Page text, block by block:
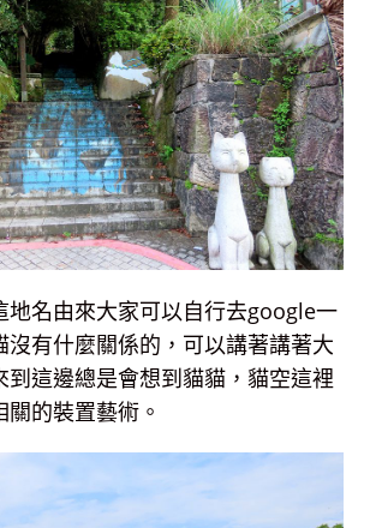
地名由來大家可以自行去google一
沒有什麼關係的，可以講著講著大
到這邊總是會想到貓貓，貓空這裡
的裝置藝術。